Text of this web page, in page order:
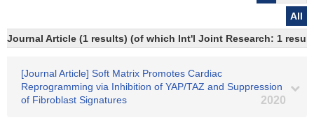
All
Journal Article (1 results) (of which Int'l Joint Research: 1
[Journal Article] Soft Matrix Promotes Cardiac
Reprogramming via Inhibition of YAP/TAZ and Suppression
of Fibroblast Signatures
2020